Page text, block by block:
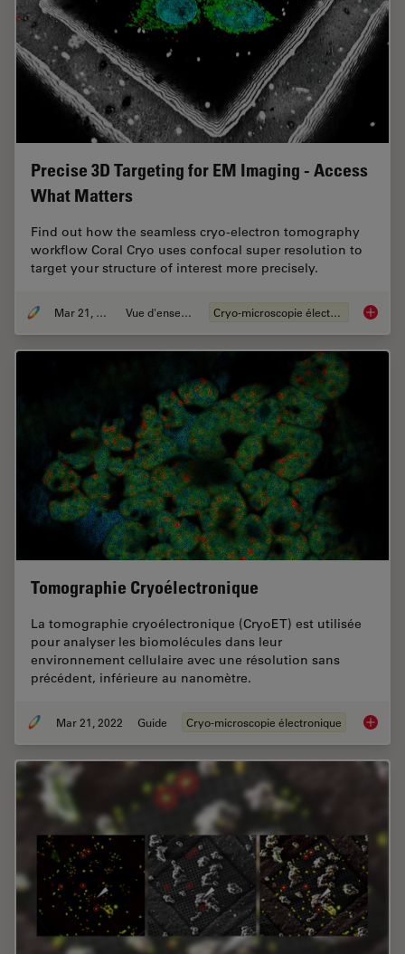
Precise 3D Targeting for EM Imaging - Access
What Matters
Find out how the seamless cryo-electron tomography
workflow Coral Cryo uses confocal super resolution to
target your structure of interest more precisely.
Mar 21, 2022 Vue d'ensemble Cryo-microscopie électronique Precise
Tomographie Cryoélectronique
La tomographie cryoélectronique (CryoET) est utilisée
pour analyser les biomolécules dans leur
environnement cellulaire avec une résolution sans
précédent, inférieure au nanomètre.
Mar 21, 2022 Guide Cryo-microscopie électronique